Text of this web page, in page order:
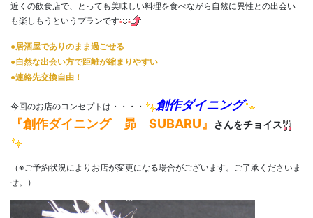
近くの飲食店で、とっても美味しい料理を食べながら自然に異性との出会い
も楽しもうというプランです
●居酒屋でありのまま過ごせる
●自然な出会い方で距離が縮まりやすい
●連絡先交換自由！
今回のお店のコンセプトは・・・・ 創作ダイニング
『創作ダイニング 昴 SUBARU 』 さんをチョイス
（※ご予約状況によりお店が変更になる場合がございます。ご了承くださいま
せ。）